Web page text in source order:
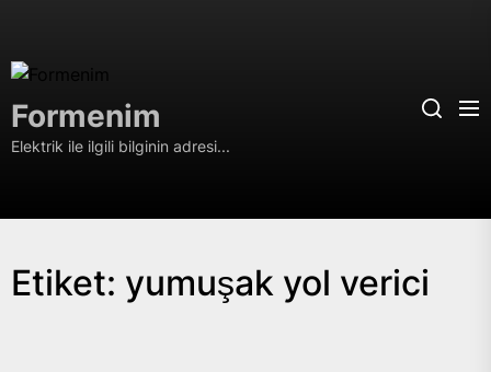
the
Formenim
Elektrik ile ilgili bilginin adresi...
Etiket: yumuşak yol verici